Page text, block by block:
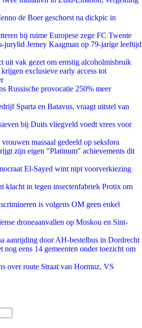
de Boer geschorst na dickpic in
bij ruime Europese zege FC Twente
jurylid Jerney Kaagman op 79-jarige leeftijd
uit vak gezet om ernstig alcoholmisbruik
exclusieve early access tot
Russische provocatie 250% meer
Sparta en Batavus, vraagt uitstel van
bij Duits vliegveld voedt vrees voor
massaal gedeeld op seksfora
zijn eigen "Platinum" achievements dit
El-Sayed wint nipt voorverkiezing
klacht in tegen insectenfabriek Protix om
is volgens OM geen enkel
droneaanvallen op Moskou en Sint-
aanrijding door AH-bestelbus in Dordrecht
nog eens 14 gemeenten onder toezicht om
over route Straat van Hormuz, VS